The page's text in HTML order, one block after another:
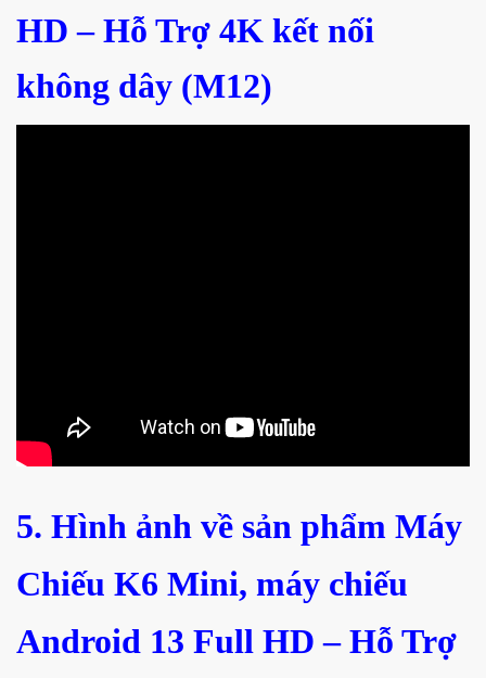
HD – Hỗ Trợ 4K kết nối
không dây (M12)
5. Hình ảnh về sản phẩm Máy
Chiếu K6 Mini, máy chiếu
Android 13 Full HD – Hỗ Trợ